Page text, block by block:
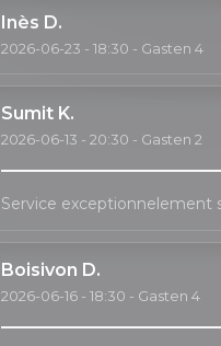
Inès D
2026-06-23 - 18:30 - Gasten 4
Sumit K
2026-06-13 - 20:30 - Gasten 2
Service exceptionnelement
Boisivon D
2026-06-16 - 18:30 - Gasten 4